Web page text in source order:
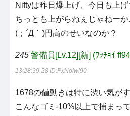
Niftyは昨日爆上げ、今日も上
ちっとも上がらねぇじゃねー
(；´Д｀)円高のせいなのか？
245 警備員[Lv.12][新] (ﾜｯﾁｮｲ
13:28:39.28 ID:PxNoiwi90
1678の値動きは特に渋い気が
こんなゴミ-10%以上で捕まっ